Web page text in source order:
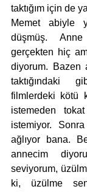
taktığım için de
Memet abiyle
düşmüş.
gerçekten hiç
diyorum. Bazen
taktığındaki
filmlerdeki kötü
istemeden
istemiyor.
ağlıyor bana.
annecim
seviyorum,
ki, üzülme